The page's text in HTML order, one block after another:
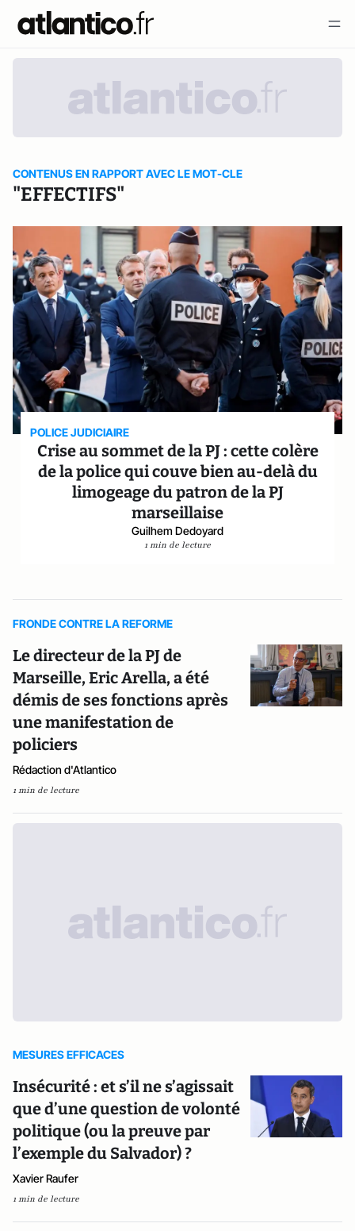
CONTENUS EN RAPPORT AVEC LE MOT-CLE
"EFFECTIFS"
POLICE JUDICIAIRE
Crise au sommet de la PJ : cette colère
de la police qui couve bien au-delà du
limogeage du patron de la PJ
marseillaise
Guilhem Dedoyard
1 min de lecture
FRONDE CONTRE LA REFORME
Le directeur de la PJ de
Marseille, Eric Arella, a été
démis de ses fonctions après
une manifestation de
policiers
Rédaction d'Atlantico
1 min de lecture
MESURES EFFICACES
Insécurité : et s’il ne s’agissait
que d’une question de volonté
politique (ou la preuve par
l’exemple du Salvador) ?
Xavier Raufer
1 min de lecture